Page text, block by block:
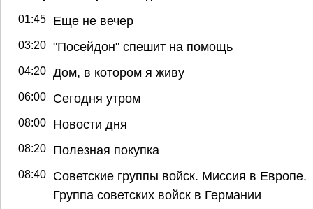
01:45 Еще не вечер
03:20 "Посейдон" спешит на помощь
04:20 Дом, в котором я живу
06:00 Сегодня утром
08:00 Новости дня
08:20 Полезная покупка
08:40
Советские группы войск. Миссия в Европе.
Группа советских войск в Германии